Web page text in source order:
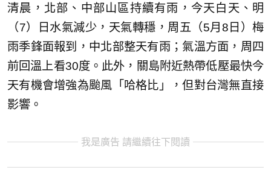
清晨，北部、中部山區持續有雨，今天白天、明
（7）日水氣減少，天氣轉穩，周五（5月8日）梅
雨季鋒面報到，中北部整天有雨；氣溫方面，周四
前回溫上看30度。此外，關島附近熱帶低壓最快今
天有機會增強為颱風「哈格比」，但對台灣無直接
影響。
我是廣告 請繼續往下閱讀